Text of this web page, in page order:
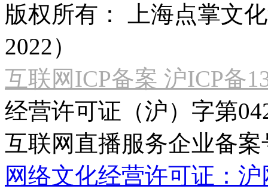
版权所有：
上海点掌文
2022）
互联网ICP备案 沪ICP备
经营许可证（沪）字第
互联网直播服务企业备案
网络文化经营许可证：